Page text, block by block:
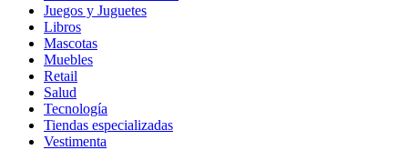
Juegos y Juguetes
Libros
Mascotas
Muebles
Retail
Salud
Tecnología
Tiendas especializadas
Vestimenta